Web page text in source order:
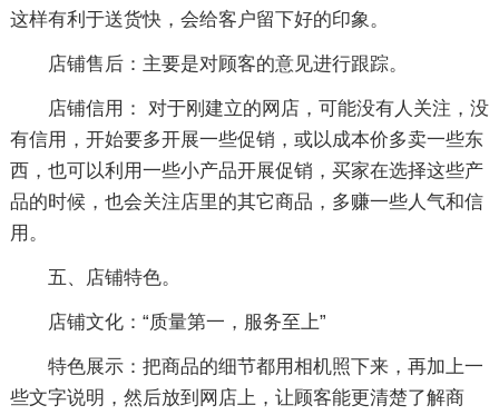
这样有利于送货快，会给客户留下好的印象。
店铺售后：主要是对顾客的意见进行跟踪。
店铺信用： 对于刚建立的网店，可能没有人关注，没
有信用，开始要多开展一些促销，或以成本价多卖一些东
西，也可以利用一些小产品开展促销，买家在选择这些产
品的时候，也会关注店里的其它商品，多赚一些人气和信
用。
五、店铺特色。
店铺文化：“质量第一，服务至上”
特色展示：把商品的细节都用相机照下来，再加上一
些文字说明，然后放到网店上，让顾客能更清楚了解商